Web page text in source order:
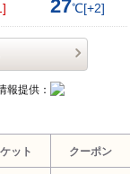
27℃[+2]
報提供：
ット クーポン